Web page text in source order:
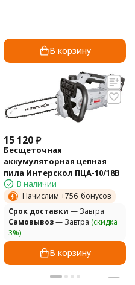
В корзину
15 120₽
Бесщеточная
аккумуляторная цепная
пила Интерскол ПЦА-10/18В
В наличии
Начислим +756 бонусов
Cрок доставки — Завтра
Самовывоз— Завтра (скидка
3%)
В корзину